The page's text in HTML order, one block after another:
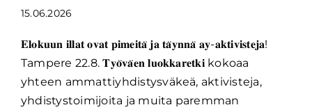
15.06.2026
𝐄𝐥𝐨𝐤𝐮𝐮𝐧 𝐢𝐥𝐥𝐚𝐭 𝐨𝐯𝐚𝐭 𝐩𝐢𝐦𝐞𝐢𝐭𝐚̈ 𝐣𝐚 𝐭𝐚̈𝐲𝐧𝐧𝐚̈ 𝐚𝐲-𝐚𝐤𝐭𝐢𝐯𝐢𝐬𝐭𝐞𝐣𝐚!
Tampere 22.8. 𝐓𝐲𝐨̈𝐯𝐚̈𝐞𝐧 𝐥𝐮𝐨𝐤𝐤𝐚𝐫𝐞𝐭𝐤𝐢 kokoaa
yhteen ammattiyhdistysväkeä, aktivisteja,
yhdistystoimijoita ja muita paremman